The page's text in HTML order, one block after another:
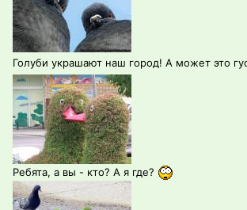
Голуби украшают наш город! А может это
Ребята, а вы - кто? А я где?